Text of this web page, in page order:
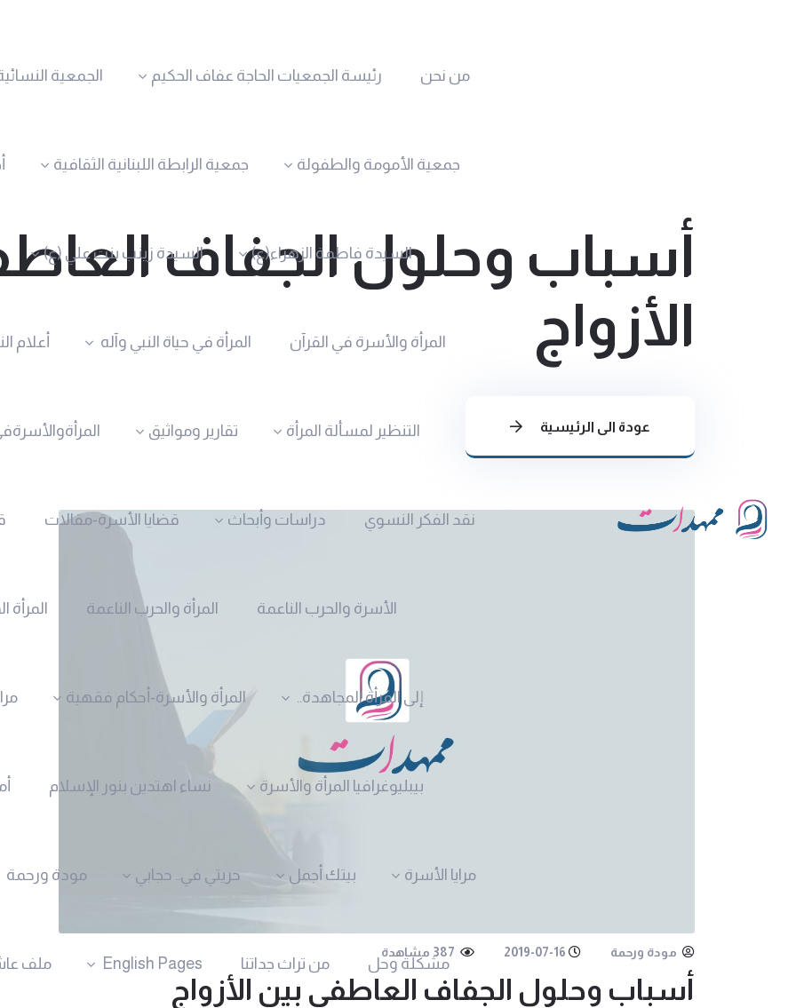
من نحن رئيسة الجمعيات الحاجة عفاف الحكيم الجمعية
جمعية الأمومة والطفولة جمعية الرابطة اللبنانية الثقافية
السيدة فاطمة الزهراء(ع) السيدة زينب بنت علي (ع)
المرأة والأسرة في القرآن المرأة في حياة النبي وآله أعلام
التنظير لمسألة المرأة تقارير ومواثيق
نقد الفكر النسوي دراسات وأبحاث قضايا الأسرة-مقالات
الأسرة والحرب الناعمة المرأة والحرب الناعمة المرأة
إلى المرأة المجاهدة.. المرأة والأسرة-أحكام فقهية
بيبليوغرافيا المرأة والأسرة نساء اهتدين بنور الإسلام
مرايا الأسرة بيتك أجمل حريتي في.. حجابي مودة ورحمة
مشكلة وحل من تراث جداتنا English Pages ملف
أسباب وحلول الجفاف
الأزواج
عودة الى الرئيسية
مودة ورحمة 2019-07-16
أسباب وحلول الجفاف العاطفي بين الأزواج